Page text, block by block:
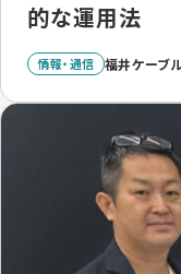
的な運用法
情報・通信 福井ケーブ